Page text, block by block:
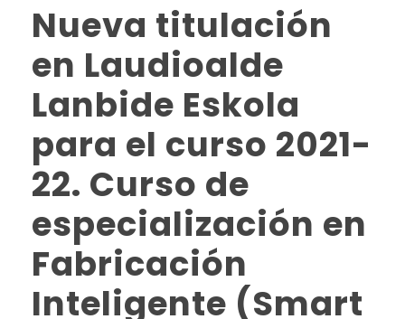
Nueva titulación
en Laudioalde
Lanbide Eskola
para el curso 2021-
22. Curso de
especialización en
Fabricación
Inteligente (Smart